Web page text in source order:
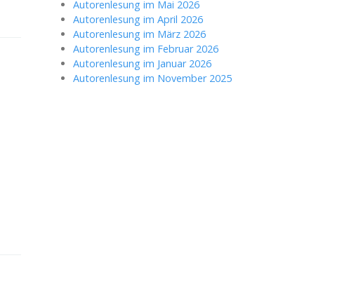
Autorenlesung im Mai 2026
Autorenlesung im April 2026
Autorenlesung im März 2026
Autorenlesung im Februar 2026
Autorenlesung im Januar 2026
Autorenlesung im November 2025